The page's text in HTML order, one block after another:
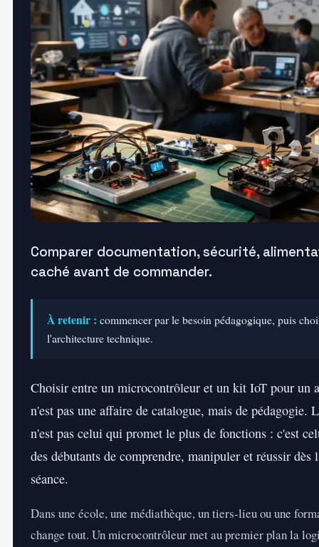
Comparer documentation, sécurité,
caché avant de commander.
À retenir : commencer par le besoin pédagogique, puis
l'architecture technique.
Choisir entre un microcontrôleur et un kit IoT pour un
n'est pas une affaire de catalogue, mais de pédagogie.
n'est pas celui qui promet le plus de fonctions : c'est
des débutants de comprendre, manipuler et réussir dès
séance.
Dans une école, une médiathèque, un tiers-lieu ou une
change tout. Un microcontrôleur met au premier plan la